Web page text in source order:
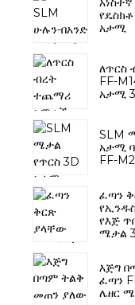
አታሚ
ለጥርስ
FF-
አታሚ
SLM
አታሚ
FF-
ፈጣን
የእጅ
ሜታል
እጅግ
ፈጣን
ሌዘር